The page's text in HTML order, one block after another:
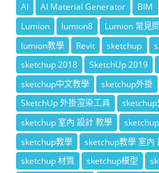
AI AI Material Generator BIM
Lumion
lumion8 Lumion 常見
lumion教學
Revit sketchup
sketchup 2018
SketchUp 2019
sketchup中文教學
sketchup外掛
SketchUp 外掛渲染工具
sketchup
sketchup 室內 設計 教學
sketchup教學
sketchup教學 室內
sketchup 材質
sketchup模型